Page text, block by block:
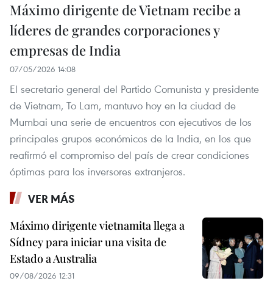
Máximo dirigente de Vietnam recibe a
líderes de grandes corporaciones y
empresas de India
07/05/2026 14:08
El secretario general del Partido Comunista y presidente
de Vietnam, To Lam, mantuvo hoy en la ciudad de
Mumbai una serie de encuentros con ejecutivos de los
principales grupos económicos de la India, en los que
reafirmó el compromiso del país de crear condiciones
óptimas para los inversores extranjeros.
VER MÁS
Máximo dirigente vietnamita llega a
Sídney para iniciar una visita de
Estado a Australia
09/08/2026 12:31